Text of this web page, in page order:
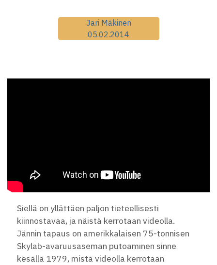
Jari Mäkinen
05.02.2014
Siellä on yllättäen paljon tieteellisesti
kiinnostavaa, ja näistä kerrotaan videolla.
Jännin tapaus on amerikkalaisen 75-tonnisen
Skylab-avaruusaseman putoaminen sinne
kesällä 1979, mistä videolla kerrotaan